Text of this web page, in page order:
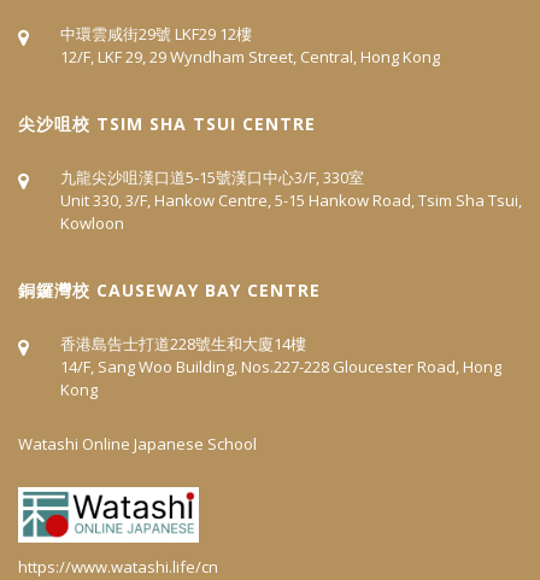
中環雲咸街29號 LKF29 12樓
12/F, LKF 29, 29 Wyndham Street, Central, Hong Kong
尖沙咀校 TSIM SHA TSUI CENTRE
九龍尖沙咀漢口道5‐15號漢口中心3/F, 330室
Unit 330, 3/F, Hankow Centre, 5-15 Hankow Road, Tsim Sha Tsui,
Kowloon
​銅鑼灣校 CAUSEWAY BAY CENTRE
香港島告士打道228號生和大廈14樓
14/F, Sang Woo Building, Nos.227-228 Gloucester Road, Hong
Kong
Watashi Online Japanese School
https://www.watashi.life/cn